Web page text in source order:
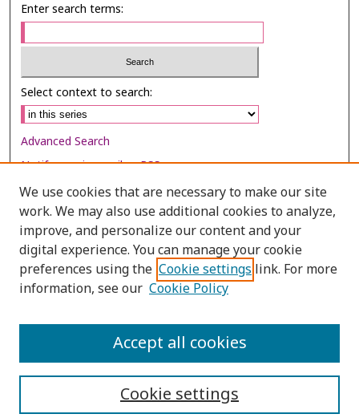
Enter search terms:
Select context to search:
Advanced Search
Notify me via email orRSS
Browse
Collections
Disciplines
Authors
We use cookies that are necessary to make our site
work. We may also use additional cookies to analyze,
improve, and personalize our content and your
digital experience. You can manage your cookie
preferences using the Cookie settings link. For more
information, see our Cookie Policy
Cookie settings
Accept all cookies